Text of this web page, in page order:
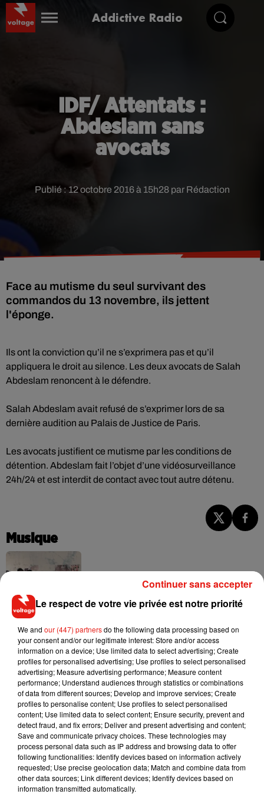
Addictive Radio
IDF/ Attentats :
Abdeslam sans
avocats
Publié : 12 octobre 2016 à 15h28 par Rédaction
Face au mutisme du seul survivant des
commandos du 13 novembre, ils jettent
l'éponge.
Ils ont la conviction qu’il ne s’exprimera pas et qu’il
appliquera le droit au silence. Les deux avocats de Salah
Abdeslam renoncent à le défendre.
Salah Abdeslam avait refusé de s’exprimer lors de sa
dernière audition au Palais de Justice de Paris.
Les avocats justifient ce mutisme par les conditions de
détention. Abdeslam fait l’objet d’une vidéosurveillance
24h/24 et est interdit de contact avec tout autre détenu.
Musique
Fred again.. et Latin Mafia dévoilent enfin
leur mixtape créée en...
31 juillet 2026
Swedish House Mafia et Lykke Li
dévoilent « Happiness Is So Sad »
31 juillet 2026
David Guetta et Carl Cox signent un B2B
historique à Ibiza
Le respect de votre vie privée est notre priorité
We and our (447) partnersdo the following data processing based on
your consent and/or our legitimate interest: Store and/or access
information on a device; Use limited data to select advertising; Create
profiles for personalised advertising; Use profiles to select personalised
advertising; Measure advertising performance; Measure content
performance; Understand audiences through statistics or combinations
of data from different sources; Develop and improve services; Create
profiles to personalise content; Use profiles to select personalised
content; Use limited data to select content; Ensure security, prevent and
detect fraud, and fix errors; Deliver and present advertising and content;
Save and communicate privacy choices. These technologies may
process personal data such as IP address and browsing data to offer
following functionalities: Identify devices based on information actively
requested; Use precise geolocation data; Match and combine data from
other data sources; Link different devices; Identify devices based on
information transmitted automatically.
Continuer sans accepter